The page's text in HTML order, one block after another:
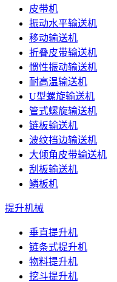
皮带机
振动水平输送机
移动输送机
折叠皮带输送机
惯性振动输送机
耐高温输送机
U型螺旋输送机
管式螺旋输送机
链板输送机
波纹挡边输送机
大倾角皮带输送机
刮板输送机
鳞板机
提升机械
垂直提升机
链条式提升机
物料提升机
挖斗提升机